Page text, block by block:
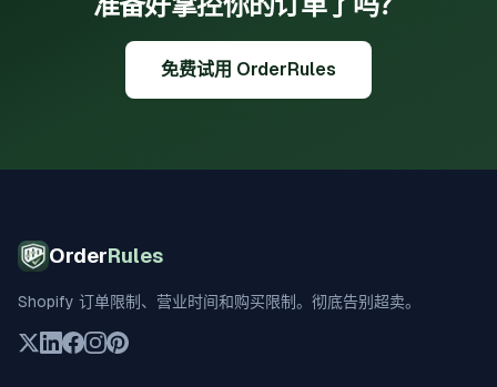
免费试用 OrderRules
OrderRules
Shopify 订单限制、营业时间和购买限制。彻底告别超卖。